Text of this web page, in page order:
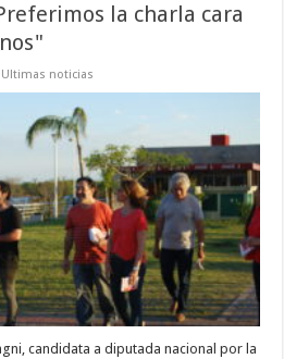
la charla cara
Ultimas noticias
candidata a diputada nacional por la